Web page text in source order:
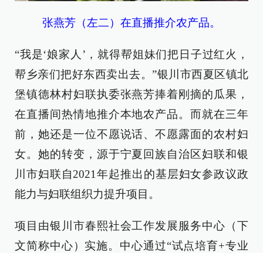
张燕芳（左二）在直播推介农产品。
“我是‘娘家人’，就得帮姐妹们把日子过红火，
帮乡亲们把好东西卖出去。”银川市西夏区镇北
堡镇德林村妇联执委张燕芳捧着刚摘的瓜果，
在直播间热情地推介本地农产品。而就在三年
前，她还是一位不愿说话、不愿露面的农村妇
女。她的转变，源于宁夏回族自治区妇联和银
川市妇联自2021年起推出的基层妇女参政议政
能力与妇联组织力提升项目。
项目由银川市春熙社会工作发展服务中心（下
文简称中心）实施。中心通过“试点培育+专业